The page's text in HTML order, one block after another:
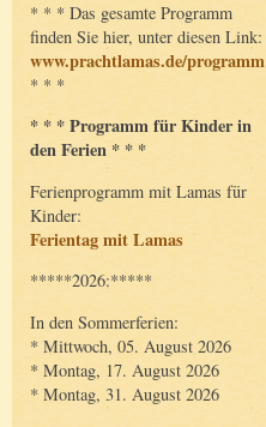
* * * Das gesamte Programm
finden Sie hier, unter diesen Link:
www.prachtlamas.de/programm
* * *
* * * Programm für Kinder in
den Ferien * * *
Ferienprogramm mit Lamas für
Kinder:
Ferientag mit Lamas
*****2026:*****
In den Sommerferien:
* Mittwoch, 05. August 2026
* Montag, 17. August 2026
* Montag, 31. August 2026